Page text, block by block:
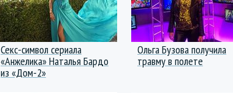
Секс-символ сериала
«Анжелика» Наталья Бардо
из «Дом-2»
Ольга Бузова получила
травму в полете